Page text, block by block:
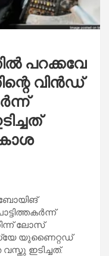
പറക്കവേ
വിൻഡ്
ബോയിങ്
ലോസ്
യുണൈറ്റഡ്
ഇടിച്ചത്.